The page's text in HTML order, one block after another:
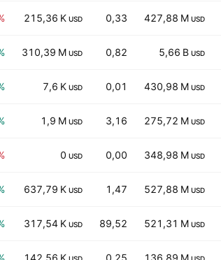
215,36 K USD 0,33 427,88 M USD
310,39 M USD 0,82 5,66 B USD
7,6 K USD 0,01 430,98 M USD
1,9 M USD 3,16 275,72 M USD
0 USD 0,00 348,98 M USD
637,79 K USD 1,47 527,88 M USD
317,54 K USD 89,52 521,31 M USD
142,56 K 0,25 136,89 M